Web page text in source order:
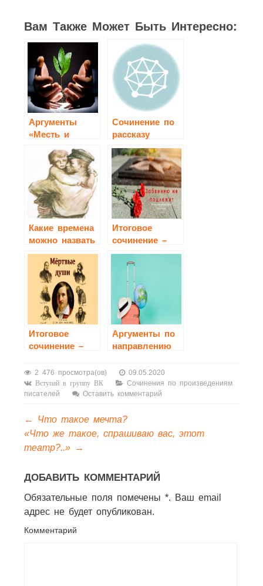
Вам Также Может Быть Интересно:
Аргументы
«Месть и
великодушие»
Сочинение по
рассказу
М.А.Шолохова
«Судьба
человека»
Какие времена
можно назвать
жестокими?
Итоговое
сочинение –
2021.
Аргументы по
«Забвению не
подлежит»
Итоговое
сочинение –
Аргументы по
направлению
«Добро и зло»
Аргументы по
направлению
путешествующий:
дорога в жизни
человека»
2 476 просмотра(ов) 09.05.2020
Вступай в группу ВК
Сочинения по произведениям
писателей
Оставить комментарий
←
Что такое мечта?
«Что же такое, спрашиваю вас, этот
театр?..» →
ДОБАВИТЬ КОММЕНТАРИЙ
Обязательные поля помечены *. Ваш email
адрес не будет опубликован.
Комментарий